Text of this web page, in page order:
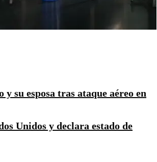
su esposa tras ataque aéreo en
Unidos y declara estado de